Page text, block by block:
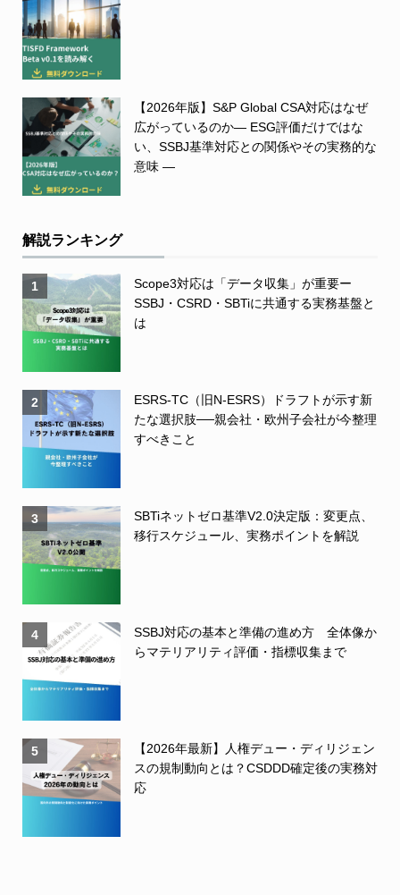
【2026年版】S&P Global CSA対応はなぜ
広がっているのか― ESG評価だけではな
い、SSBJ基準対応との関係やその実務的な
意味 ―
解説ランキング
1
Scope3対応は「データ収集」が重要ー
SSBJ・CSRD・SBTiに共通する実務基盤と
は
2
ESRS-TC（旧N-ESRS）ドラフトが示す新
たな選択肢──親会社・欧州子会社が今整理
すべきこと
3
SBTiネットゼロ基準V2.0決定版：変更点、
移行スケジュール、実務ポイントを解説
4
SSBJ対応の基本と準備の進め方 全体像か
らマテリアリティ評価・指標収集まで
5
【2026年最新】人権デュー・ディリジェン
スの規制動向とは？CSDDD確定後の実務対
応